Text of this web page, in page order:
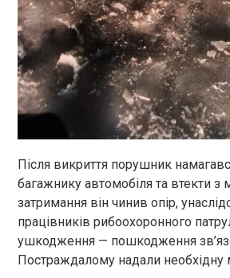
Після викриття порушник
багажнику автомобіля та втекти з
затримання він чинив опір,
працівників рибоохоронного
ушкодження — пошкодження
Постраждалому надали необхідну